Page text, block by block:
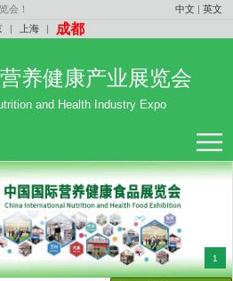
会！ 中文 |英文
| 上海 | 成都
养健康产业展览会
and Health Industry Expo
1